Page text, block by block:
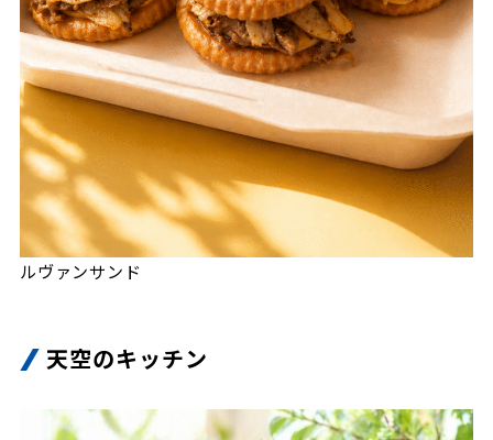
ルヴァンサンド
天空のキッチン